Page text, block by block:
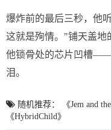
爆炸前的最后三秒，他
这就是殉情。"铺天盖地
他锁骨处的芯片凹槽——
泪。
随机推荐： 《Jem and
《HybridChild》